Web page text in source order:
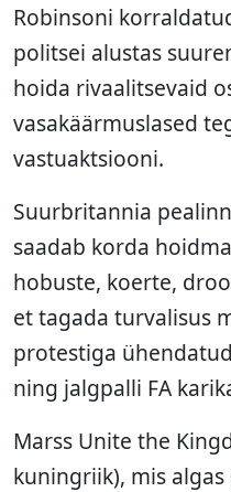
Robinsoni
politsei alustas
hoida rivaalitsevaid
vasakäärmuslased
vastuaktsiooni.
Suurbritannia
saadab korda
hobuste, koerte,
et tagada turvalisus
protestiga
ning jalgpalli FA
Marss Unite the
kuningriik), mis